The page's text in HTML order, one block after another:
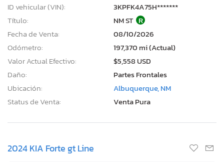
ID vehicular (VIN):
3KPFK4A75H*******
Título:
NM ST R
Fecha de Venta:
08/10/2026
Odómetro:
197,370 mi (Actual)
Valor Actual Efectivo:
$5,558 USD
Daño:
Partes Frontales
Ubicación:
Albuquerque, NM
Status de Venta:
Venta Pura
2024 KIA Forte gt Line